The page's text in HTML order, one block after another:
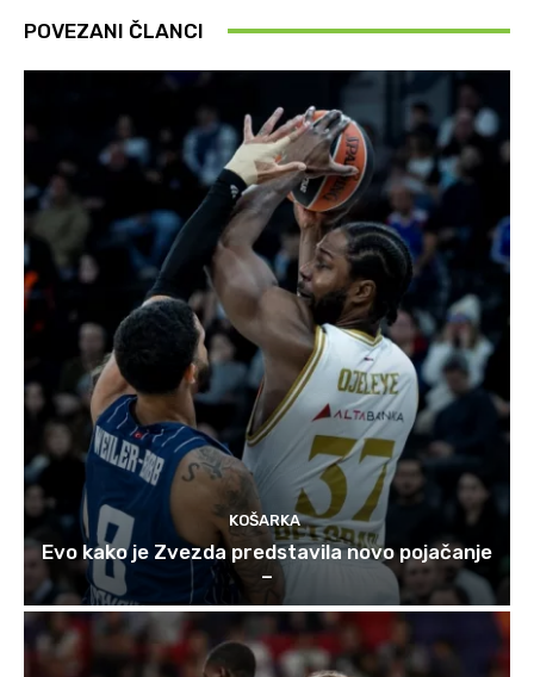
POVEZANI ČLANCI
KOŠARKA
Evo kako je Zvezda predstavila novo pojačanje
–